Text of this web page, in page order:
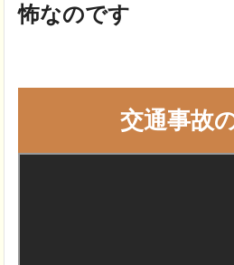
怖なのです
交通事故